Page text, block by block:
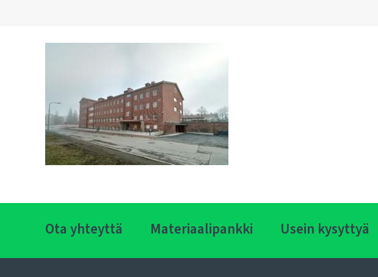
Ota yhteyttä Materiaalipankki Usein kysyttyä